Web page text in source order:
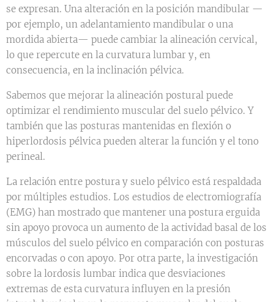
se expresan. Una alteración en la posición mandibular —
por ejemplo, un adelantamiento mandibular o una
mordida abierta— puede cambiar la alineación cervical,
lo que repercute en la curvatura lumbar y, en
consecuencia, en la inclinación pélvica.
Sabemos que mejorar la alineación postural puede
optimizar el rendimiento muscular del suelo pélvico. Y
también que las posturas mantenidas en flexión o
hiperlordosis pélvica pueden alterar la función y el tono
perineal.
La relación entre postura y suelo pélvico está respaldada
por múltiples estudios. Los estudios de electromiografía
(EMG) han mostrado que mantener una postura erguida
sin apoyo provoca un aumento de la actividad basal de los
músculos del suelo pélvico en comparación con posturas
encorvadas o con apoyo. Por otra parte, la investigación
sobre la lordosis lumbar indica que desviaciones
extremas de esta curvatura influyen en la presión